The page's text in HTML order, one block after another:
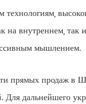
технологиям,
на внутреннем,
мышлением.
прямых продаж в
Для дальнейшего